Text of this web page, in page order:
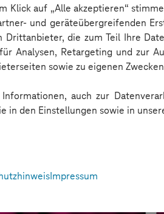
Klick auf „Alle akzeptieren“
und geräteübergreifenden
Drittanbieter, die zum Teil Ihre
Analysen, Retargeting und zur
sowie zu eigenen
auch zur
in den Einstellungen sowie in
Impressum
– Wandel im